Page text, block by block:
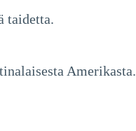
taidetta.
Amerikasta.